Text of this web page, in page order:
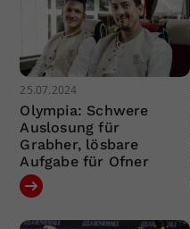
25.07.2024
Olympia: Schwere
Auslosung für
Grabher, lösbare
Aufgabe für Ofner